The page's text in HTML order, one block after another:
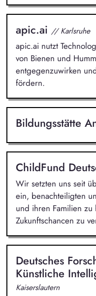
apic.ai // Karlsruhe
apic.ai nutzt
von Bienen und
entgegenzuwirken
fördern.
Bildungsstätte
ChildFund
Wir setzten uns seit
ein, benachteiligten
und ihren Familien
Zukunftschancen zu
Deutsches
Künstliche
Kaiserslautern